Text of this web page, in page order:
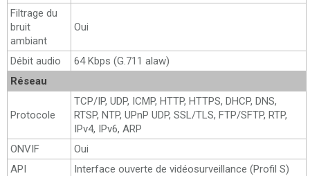
Filtrage du
bruit
ambiant
Oui
Débit audio
64 Kbps (G.711 alaw)
Réseau
Protocole
TCP/IP, UDP, ICMP, HTTP, HTTPS, DHCP, DNS,
RTSP, NTP, UPnP UDP, SSL/TLS, FTP/SFTP, RTP,
IPv4, IPv6, ARP
ONVIF
Oui
API
Interface ouverte de vidéosurveillance (Profil S)